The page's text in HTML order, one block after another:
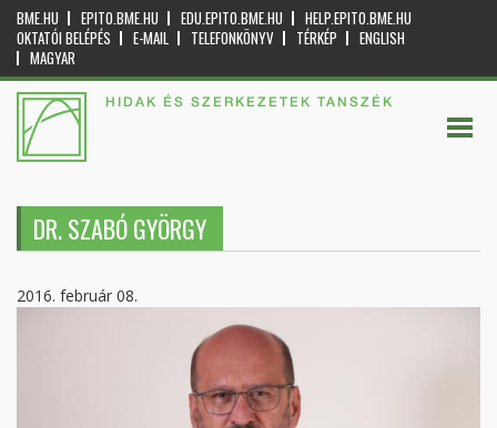
BME.HU EPITO.BME.HU EDU.EPITO.BME.HU
HELP.EPITO.BME.HU
OKTATÓI BELÉPÉS
E-MAIL TELEFONKÖNYV TÉRKÉP
ENGLISH
MAGYAR
HIDAK ÉS SZERKEZETEK TANSZÉK
DR. SZABÓ GYÖRGY
2016. február 08.